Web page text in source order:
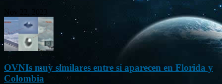
OVNIs muy similares entre sí aparecen en Florida y
Colombia